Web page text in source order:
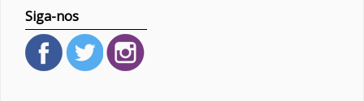
Siga-nos